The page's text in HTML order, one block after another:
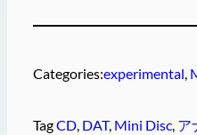
Categories:experimental,
TagCD, DAT, Mini Disc, ア